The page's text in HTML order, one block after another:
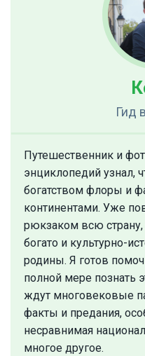
Гид
Путешественник и
энциклопедий узнал,
богатством флоры и
континентами. Уже
рюкзаком всю страну,
богато и культурно-
родины. Я готов
полной мере познать
ждут многовековые
факты и предания,
несравнимая
многое другое.